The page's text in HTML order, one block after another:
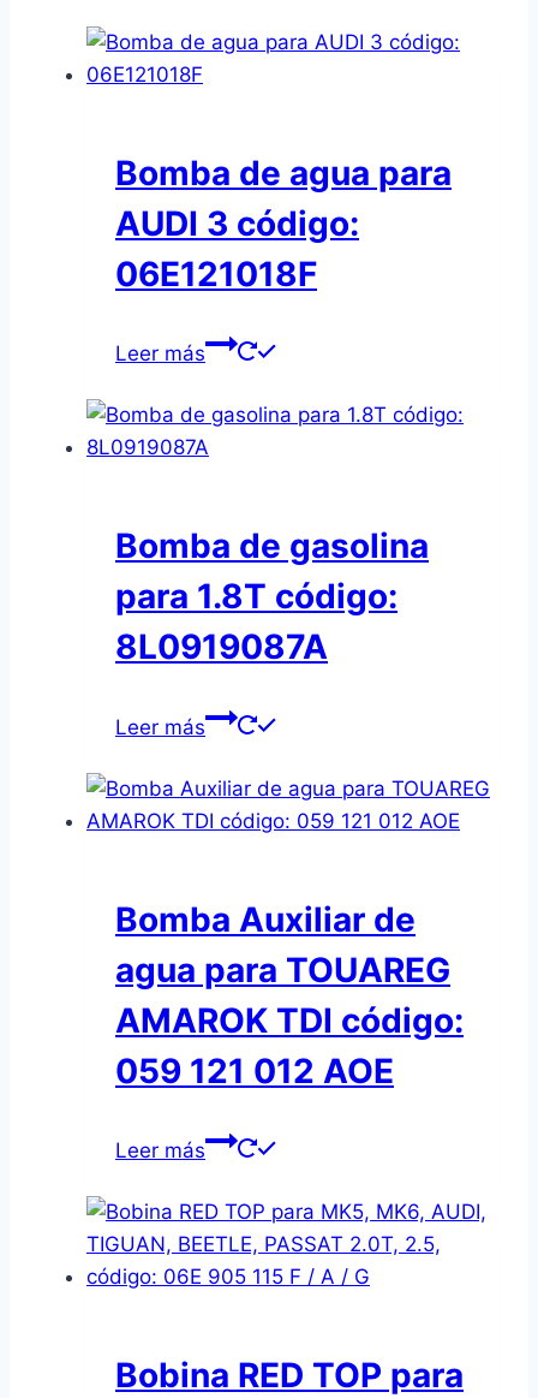
Bomba de agua para
AUDI 3 código:
06E121018F
Leer más
Bomba de gasolina
para 1.8T código:
8L0919087A
Leer más
Bomba Auxiliar de
agua para TOUAREG
AMAROK TDI código:
059 121 012 AOE
Leer más
Bobina RED TOP para